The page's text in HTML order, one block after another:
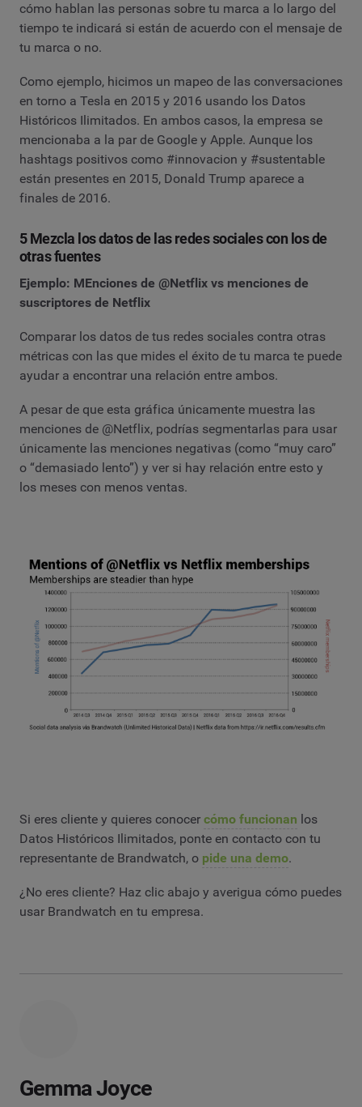
cómo hablan las personas sobre tu marca a lo largo del
tiempo te indicará si están de acuerdo con el mensaje de
tu marca o no.
Como ejemplo, hicimos un mapeo de las conversaciones
en torno a Tesla en 2015 y 2016 usando los Datos
Históricos Ilimitados. En ambos casos, la empresa se
mencionaba a la par de Google y Apple. Aunque los
hashtags positivos como #innovacion y #sustentable
están presentes en 2015, Donald Trump aparece a
finales de 2016.
5 Mezcla los datos de las redes sociales con los de
otras fuentes
Ejemplo: MEnciones de @Netflix vs menciones de
suscriptores de Netflix
Comparar los datos de tus redes sociales contra otras
métricas con las que mides el éxito de tu marca te puede
ayudar a encontrar una relación entre ambos.
A pesar de que esta gráfica únicamente muestra las
menciones de @Netflix, podrías segmentarlas para usar
únicamente las menciones negativas (como “muy caro”
o “demasiado lento”) y ver si hay relación entre esto y
los meses con menos ventas.
Si eres cliente y quieres conocer cómo funcionan los
Datos Históricos Ilimitados, ponte en contacto con tu
representante de Brandwatch, o pide una demo.
¿No eres cliente? Haz clic abajo y averigua cómo puedes
usar Brandwatch en tu empresa.
Gemma Joyce